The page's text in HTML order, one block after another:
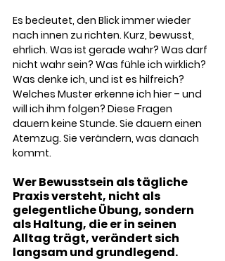
Es bedeutet, den Blick immer wieder
nach innen zu richten. Kurz, bewusst,
ehrlich. Was ist gerade wahr? Was darf
nicht wahr sein? Was fühle ich wirklich?
Was denke ich, und ist es hilfreich?
Welches Muster erkenne ich hier – und
will ich ihm folgen? Diese Fragen
dauern keine Stunde. Sie dauern einen
Atemzug. Sie verändern, was danach
kommt.
Wer Bewusstsein als tägliche
Praxis versteht, nicht als
gelegentliche Übung, sondern
als Haltung, die er in seinen
Alltag trägt, verändert sich
langsam und grundlegend.